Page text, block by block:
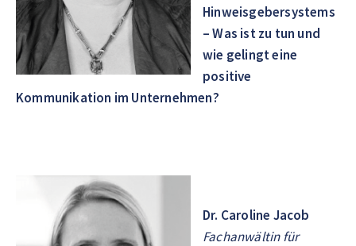
Hinweisgebersystems
– Was ist zu tun und
wie gelingt eine
positive
Kommunikation im Unternehmen?
Dr. Caroline Jacob
Fachanwältin für